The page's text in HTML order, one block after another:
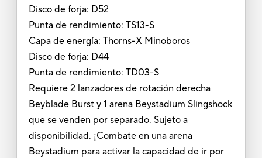
Disco de forja: D52
Punta de rendimiento: TS13-S
Capa de energía: Thorns-X Minoboros
Disco de forja: D44
Punta de rendimiento: TD03-S
Requiere 2 lanzadores de rotación derecha
Beyblade Burst y 1 arena Beystadium Slingshock
que se venden por separado. Sujeto a
disponibilidad. ¡Combate en una arena
Beystadium para activar la capacidad de ir por